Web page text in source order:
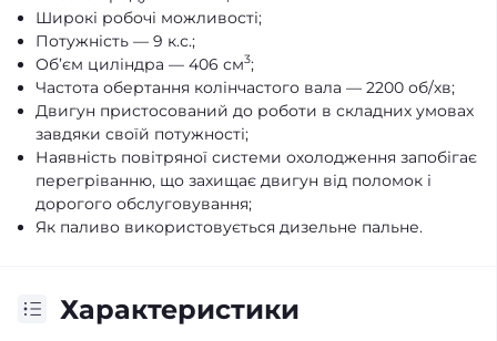
Широкі робочі можливості;
Потужність — 9 к.с.;
Об’єм циліндра — 406 см3;
Частота обертання колінчастого вала — 2200 об/хв;
Двигун пристосований до роботи в складних умовах
завдяки своїй потужності;
Наявність повітряної системи охолодження запобігає
перегріванню, що захищає двигун від поломок і
дорогого обслуговування;
Як паливо використовується дизельне пальне.
Характеристики